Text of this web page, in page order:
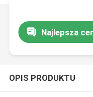
Najlepsza
OPIS PRODUKTU